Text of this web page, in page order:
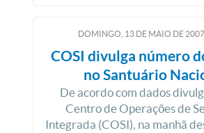
DOMINGO, 13 DE MAIO DE
COSI divulga número
no Santuário
De acordo com dados
Centro de Operações de
Integrada (COSI), na manhã